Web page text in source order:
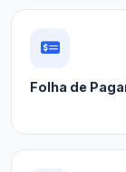
Folha de